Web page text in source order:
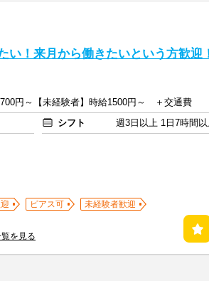
い！来月から働きたいという方歓迎！
円～【未経験者】時給1500円～ ＋交通費
シフト
週3日以上 1日7時間
ピアス可
未経験者歓迎
を見る